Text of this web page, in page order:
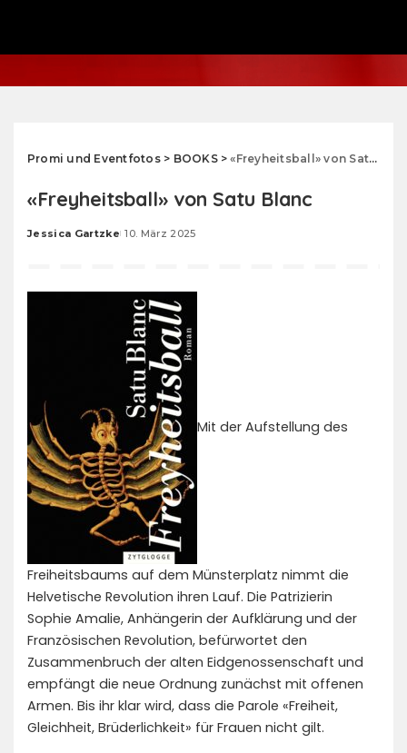
Promi und Eventfotos> BOOKS>«Freyheitsball» von Satu Blanc
«Freyheitsball» von Satu Blanc
Posted
Jessica Gartzke 10. März 2025
Mit der Aufstellung des
Freiheitsbaums auf dem Münsterplatz nimmt die
Helvetische Revolution ihren Lauf. Die Patrizierin
Sophie Amalie, Anhängerin der Aufklärung und der
Französischen Revolution, befürwortet den
Zusammenbruch der alten Eidgenossenschaft und
empfängt die neue Ordnung zunächst mit offenen
Armen. Bis ihr klar wird, dass die Parole «Freiheit,
Gleichheit, Brüderlichkeit» für Frauen nicht gilt.